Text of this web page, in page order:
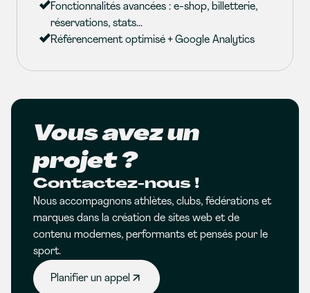
Fonctionnalités avancées : e-shop, billetterie,
réservations, stats...
Référencement optimisé + Google Analytics
Vous avez un
projet ?
Contactez-nous !
Nous accompagnons athlètes, clubs, fédérations et
marques dans la création de sites web et de
contenu modernes, performants et pensés pour le
sport.
Planifier un appel